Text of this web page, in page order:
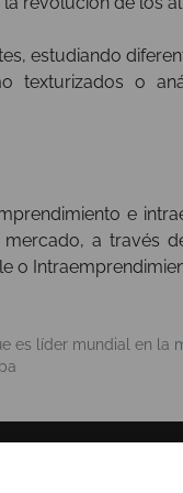
estudiando
texturizados o
e
a través
o
es líder mundial en